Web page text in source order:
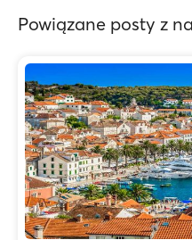
Powiązane posty z